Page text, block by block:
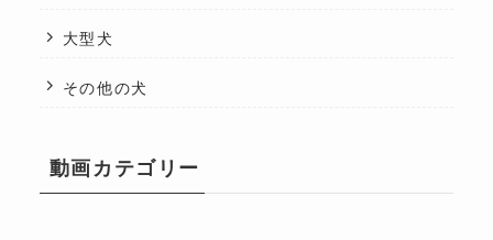
大型犬
その他の犬
動画カテゴリー